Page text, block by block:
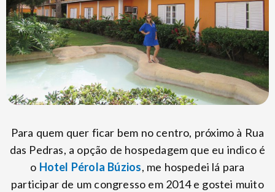
Para quem quer ficar bem no centro, próximo à Rua
das Pedras, a opção de hospedagem que eu indico é
o Hotel Pérola Búzios, me hospedei lá para
participar de um congresso em 2014 e gostei muito